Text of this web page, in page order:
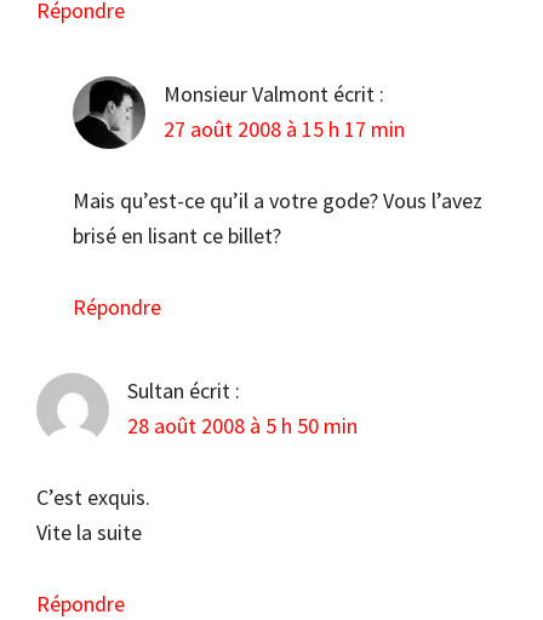
Répondre
Monsieur Valmont écrit :
27 août 2008 à 15 h 17 min
Mais qu’est-ce qu’il a votre gode? Vous l’avez
brisé en lisant ce billet?
Répondre
Sultan écrit :
28 août 2008 à 5 h 50 min
C’est exquis.
Vite la suite
Répondre